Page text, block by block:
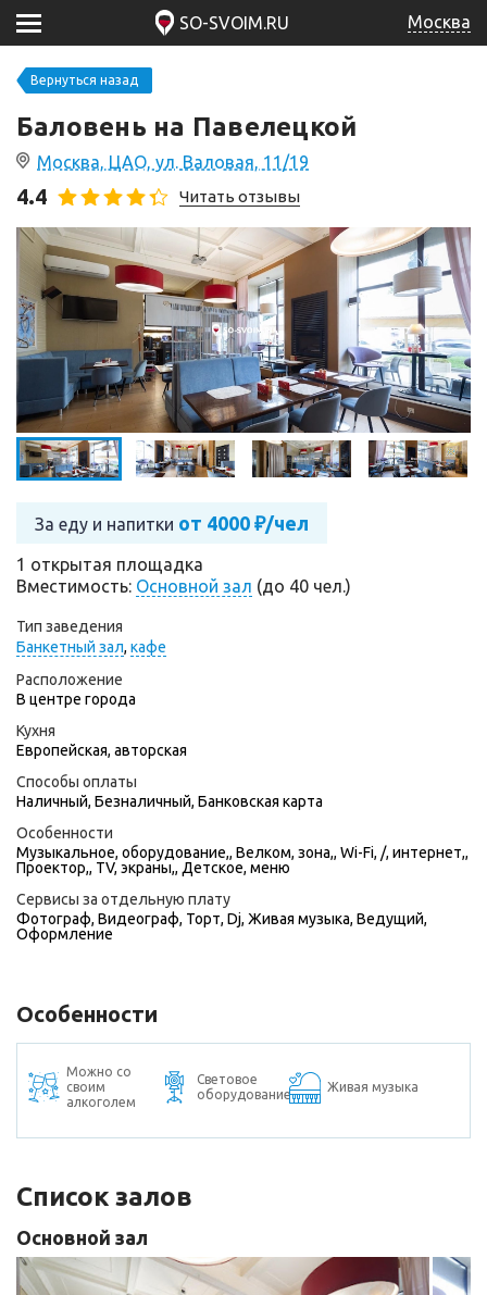
SO-SVOIM.RU Москва
Вернуться назад
Баловень на Павелецкой
Москва, ЦАО, ул. Валовая, 11/19
4.4 Читать отзывы
За еду и напитки от 4000 ₽/чел
1 открытая площадка
Вместимость: Основной зал (до 40 чел.)
Тип заведения
Банкетный зал, кафе
Расположение
В центре города
Кухня
Европейская, авторская
Способы оплаты
Наличный, Безналичный, Банковская карта
Особенности
Музыкальное, оборудование,, Велком, зона,, Wi-Fi, /, интернет,,
Проектор,, TV, экраны,, Детское, меню
Сервисы за отдельную плату
Фотограф, Видеограф, Торт, Dj, Живая музыка, Ведущий,
Оформление
Особенности
Можно со
своим
алкоголем
Световое
оборудование
Живая музыка
Список залов
Основной зал